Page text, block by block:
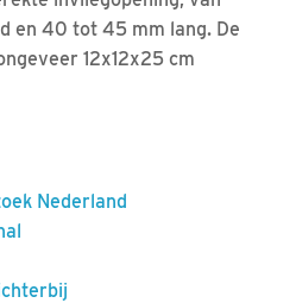
en 40 tot 45 mm lang. De
12x12x25 cm
Nederland